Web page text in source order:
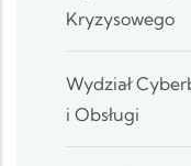
Kryzysowego
Wydział
i Obsługi